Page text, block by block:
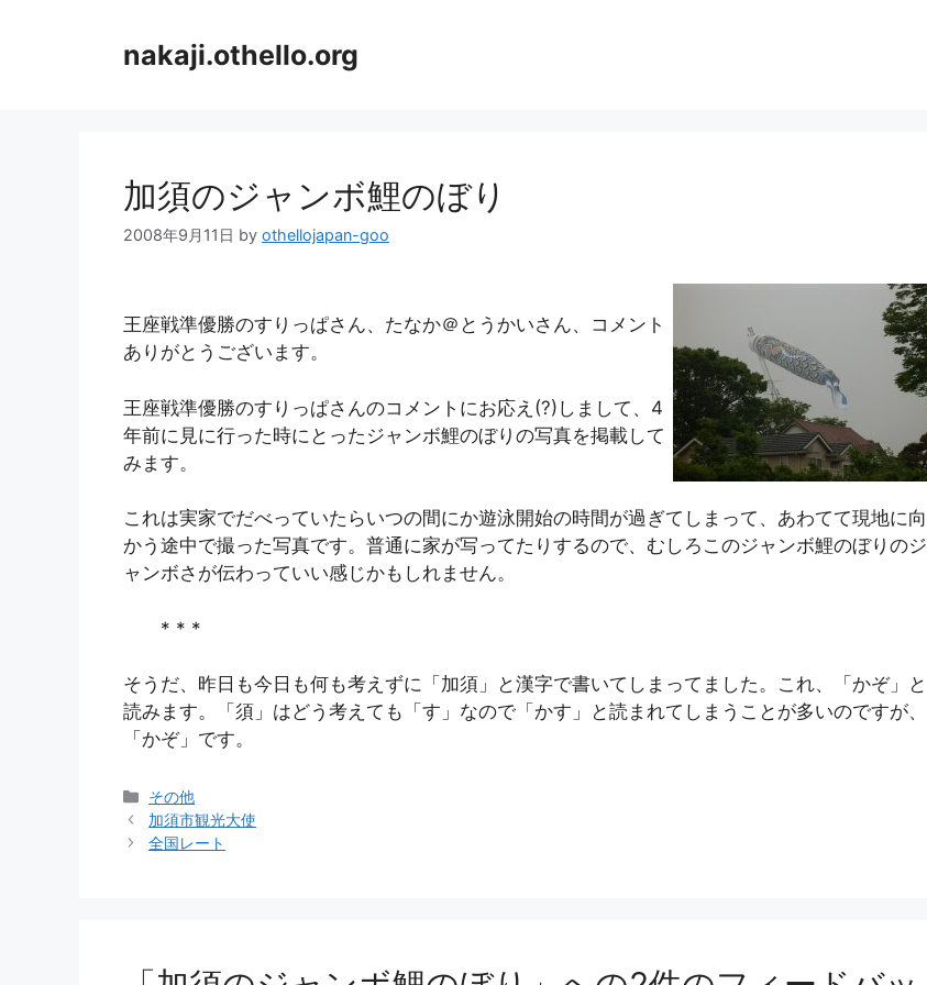
nakaji.othello.org
加須のジャンボ鯉のぼり
2008年9月11日 by othellojapan-goo
王座戦準優勝のすりっぱさん、たなか＠とうかいさん、コメント
ありがとうございます。
王座戦準優勝のすりっぱさんのコメントにお応え(?)しまして、4
年前に見に行った時にとったジャンボ鯉のぼりの写真を掲載して
みます。
これは実家でだべっていたらいつの間にか遊泳開始の時間が過ぎてしまって、あわてて現地に向
かう途中で撮った写真です。普通に家が写ってたりするので、むしろこのジャンボ鯉のぼりのジ
ャンボさが伝わっていい感じかもしれません。
* * *
そうだ、昨日も今日も何も考えずに「加須」と漢字で書いてしまってました。これ、「かぞ」と
読みます。「須」はどう考えても「す」なので「かす」と読まれてしまうことが多いのですが、
「かぞ」です。
カ
テ
ゴ
その他
加須市観光大使
全国レート